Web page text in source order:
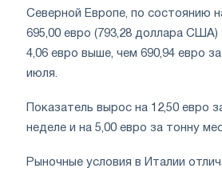
Северной Европе, по состоянию
695,00 евро (793,28 доллара США)
4,06 евро выше, чем 690,94 евро
июля.
Показатель вырос на 12,50 евро
неделе и на 5,00 евро за тонну
Рыночные условия в Италии